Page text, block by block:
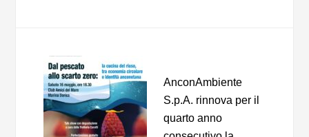
AnconAmbiente
S.p.A. rinnova per il
quarto anno